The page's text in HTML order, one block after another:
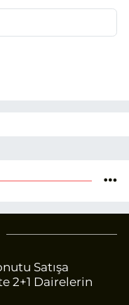
Satışa
2+1 Dairelerin